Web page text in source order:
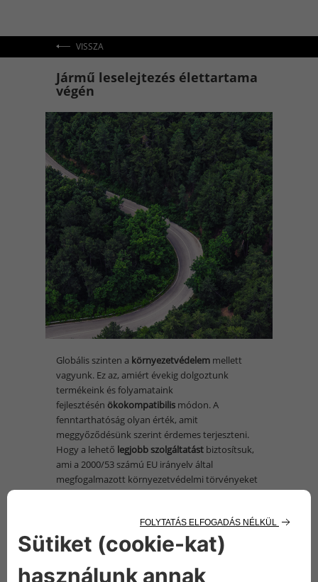
VISSZA
Jármű leselejtezés élettartama
végén
Globális szinten a környezetvédelem mellett
vagyunk. Ez az, amiért évekig dolgoztunk
termékeink és folyamataink
fejlesztésén ökokompatibilis módon. A
fenntarthatóság olyan érték, amit
meggyőződésünk szerint érdemes terjeszteni.
Hogy a lehető legjobb szolgáltatást biztosítsuk,
ami a 2000/53 számú EU irányelv által
megfogalmazott környezetvédelmi törvényeket
és kötelezettségeket illeti, létrehoztuk szerte az
országos hálózatát, amit privát
ügyfelek csakúgy, mint a Kereskedői Csoportok
használhatnak, hogy autóinkat és
haszonjárműveinket élettartamuk végén